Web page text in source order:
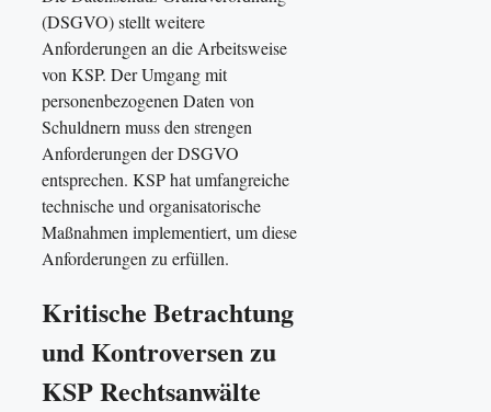
(DSGVO) stellt weitere
Anforderungen an die Arbeitsweise
von KSP. Der Umgang mit
personenbezogenen Daten von
Schuldnern muss den strengen
Anforderungen der DSGVO
entsprechen. KSP hat umfangreiche
technische und organisatorische
Maßnahmen implementiert, um diese
Anforderungen zu erfüllen.
Kritische Betrachtung
und Kontroversen zu
KSP Rechtsanwälte